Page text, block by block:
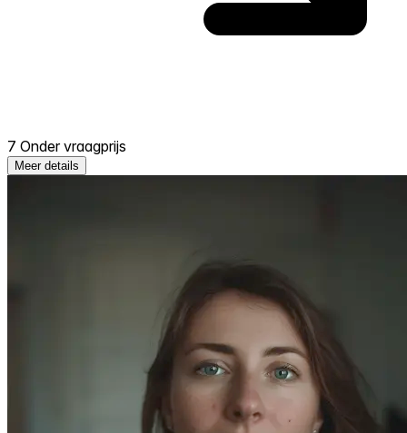
7 Onder vraagprijs
Meer details